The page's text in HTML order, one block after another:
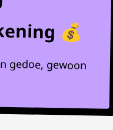
💰
gedoe, gewoon